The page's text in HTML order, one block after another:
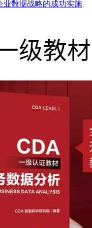
业数据战略的成功实施